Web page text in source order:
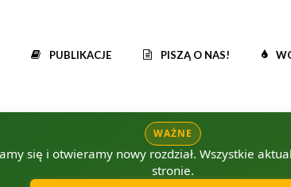
PUBLIKACJE PISZĄ O NAS!
WAŻNE
się i otwieramy nowy rozdział. Wszystkie
stronie.